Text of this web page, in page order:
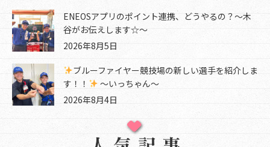
ENEOSアプリのポイント連携、どうやるの？～木
谷がお伝えします☆～
2026年8月5日
ブルーファイヤー競技場の新しい選手を紹介しま
す！！
～いっちゃん～
2026年8月4日